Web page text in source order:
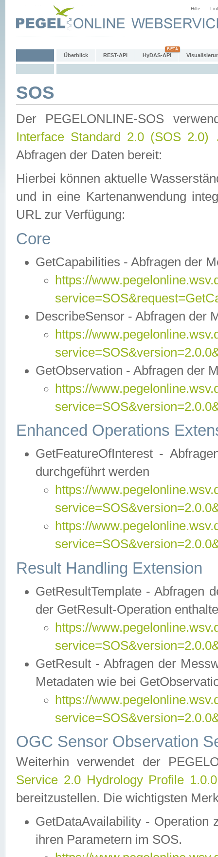
Hilfe
Überblick REST-API HyDAS-API
SOS
Der PEGELONLINE-SOS
Interface Standard 2.0 (SOS 2.0)
Abfragen der Daten bereit:
Hierbei können aktuelle
und in eine Kartenanwendung
URL zur Verfügung:
Core
GetCapabilities - Abfragen der
https://
DescribeSensor - Abfragen der
https://
GetObservation - Abfragen der
https://
Enhanced Operations
GetFeatureOfInterest -
durchgeführt werden
https://
https://
Result Handling Extension
GetResultTemplate - Abfragen
der GetResult-Operation
https://
GetResult - Abfragen der
Metadaten wie bei
https://
OGC Sensor Observation
Weiterhin verwendet der
Service 2.0 Hydrology Profile
bereitzustellen. Die wichtigsten
GetDataAvailability - Operation
ihren Parametern im SOS.